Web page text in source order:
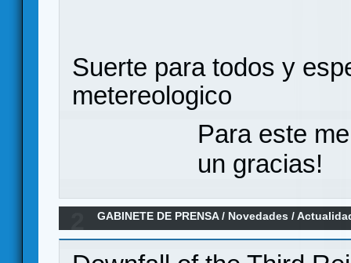
Suerte para todos y
metereologico
Para este
un gracias!
GABINETE DE PRENSA/ Novedades /
Reich: Próximo KS - doit games